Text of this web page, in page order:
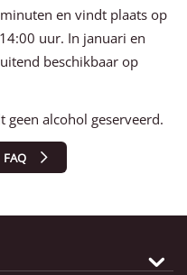
en vindt plaats op
uur. In januari en
beschikbaar op
geen alcohol geserveerd.
FAQ